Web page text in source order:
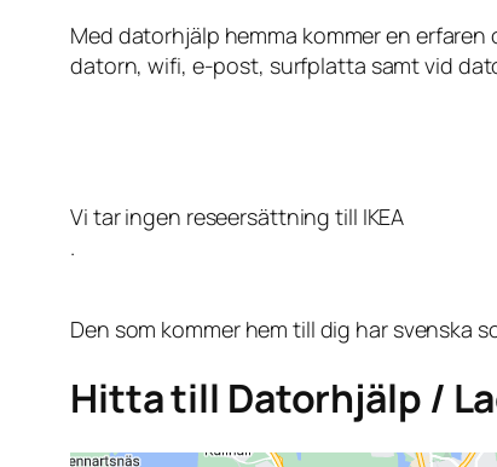
Med datorhjälp hemma kommer en
datorn, wifi, e-post, surfplatta samt vid
Vi tar ingen reseersättning till IKEA
.
Den som kommer hem till dig har svenska
Hitta till Datorhjälp /